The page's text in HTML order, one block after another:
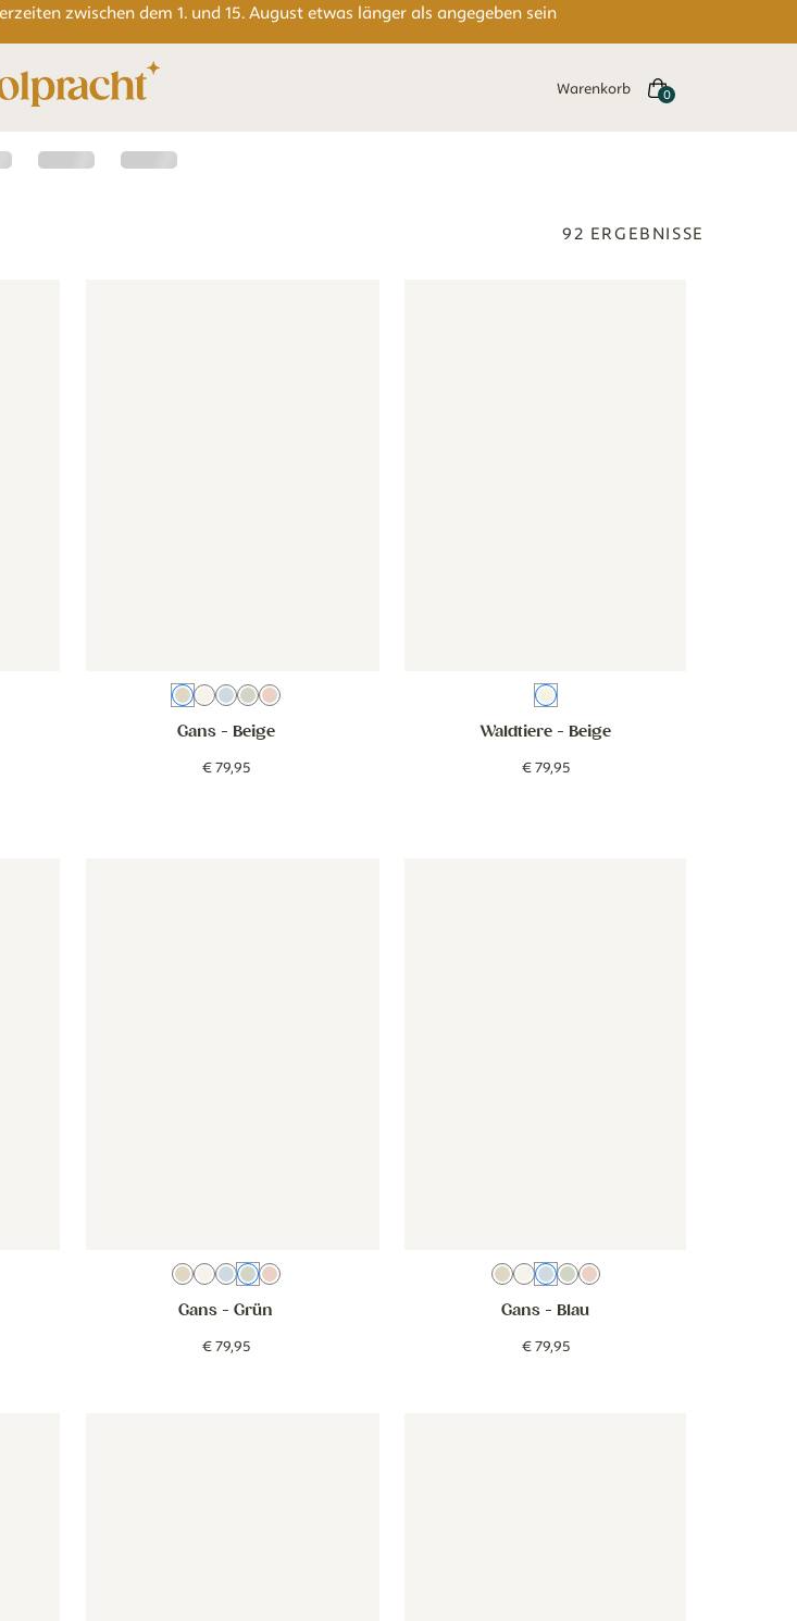
zwischen dem 1. und 15. August etwas länger als angegeben sein
Warenkorb
92 ERGEBNISSE
BeigeCreme
BlauGrünRosa
Gans- Beige
€79,95
Beige
Waldtiere - Beige
€79,95
BeigeCreme
BlauGrünRosa
Gans - Grün
€79,95
BeigeCreme
BlauGrünRosa
Gans - Blau
€79,95